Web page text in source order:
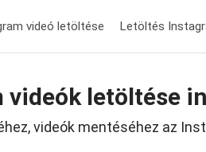
videó letöltése Letöltés
videók letöltése
videók mentéséhez az